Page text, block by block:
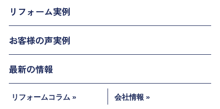
リフォーム実例
お客様の声実例
最新の情報
リフォームコラム » 会社情報 »